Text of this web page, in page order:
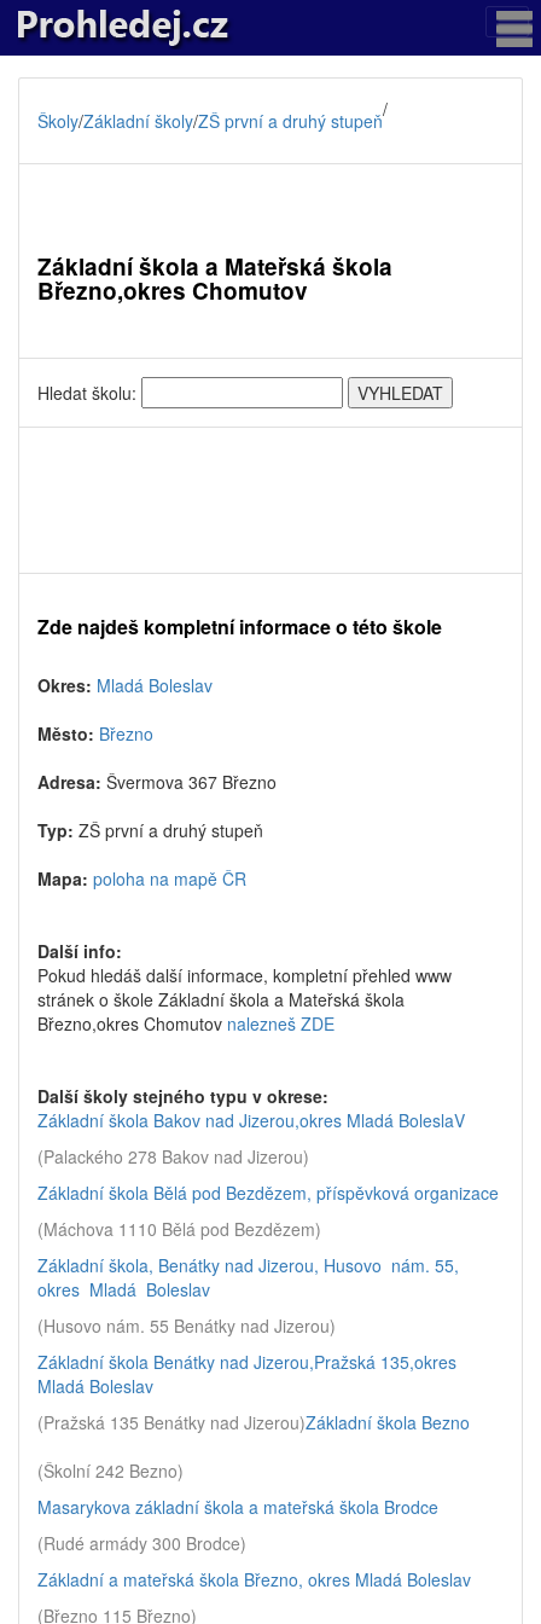
Školy/Základní školy/ZŠ první a druhý stupeň/
Základní škola a Mateřská škola
Březno,okres Chomutov
Hledat školu:
Zde najdeš kompletní informace o této škole
Okres: Mladá Boleslav
Město: Březno
Adresa: Švermova 367 Březno
Typ: ZŠ první a druhý stupeň
Mapa: poloha na mapě ČR
Další info:
Pokud hledáš další informace, kompletní přehled www
stránek o škole Základní škola a Mateřská škola
Březno,okres Chomutov nalezneš ZDE
Další školy stejného typu v okrese:
Základní škola Bakov nad Jizerou,okres Mladá BoleslaV
(Palackého 278 Bakov nad Jizerou)
Základní škola Bělá pod Bezdězem, příspěvková organizace
(Máchova 1110 Bělá pod Bezdězem)
Základní škola, Benátky nad Jizerou, Husovo nám. 55,
okres Mladá Boleslav
(Husovo nám. 55 Benátky nad Jizerou)
Základní škola Benátky nad Jizerou,Pražská 135,okres
Mladá Boleslav
(Pražská 135 Benátky nad Jizerou)Základní škola Bezno
(Školní 242 Bezno)
Masarykova základní škola a mateřská škola Brodce
(Rudé armády 300 Brodce)
Základní a mateřská škola Březno, okres Mladá Boleslav
(Březno 115 Březno)